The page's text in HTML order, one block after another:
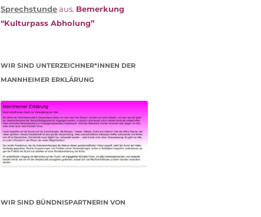
Sprechstundeaus. Bemerkung
“Kulturpass Abholung”
WIR SIND UNTERZEICHNER*INNEN DER
MANNHEIMER ERKLÄRUNG
WIR SIND BÜNDNISPARTNERIN VON